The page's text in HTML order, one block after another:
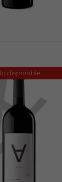
disponible